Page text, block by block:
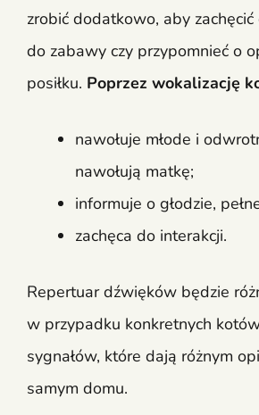
zrobić dodatkowo, aby zachęcić
do zabawy czy przypomnieć o
posiłku. Poprzez wokalizację
nawołuje młode i
nawołują matkę;
informuje o głodzie,
zachęca do interakcji.
Repertuar dźwięków będzie
w przypadku konkretnych
sygnałów, które dają różnym
samym domu.